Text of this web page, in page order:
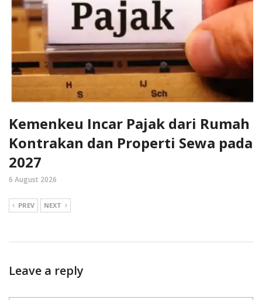
Kemenkeu Incar Pajak dari Rumah
Kontrakan dan Properti Sewa pada
2027
6 August 2026
PREV NEXT
Leave a reply